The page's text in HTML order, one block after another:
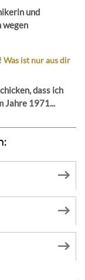
und
wegen
ist nur aus dir
dass ich
Jahre 1971...